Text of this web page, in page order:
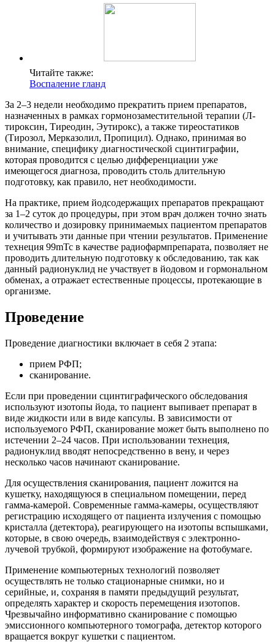
Читайте также:
Воспаление гланд
За 2–3 недели необходимо прекратить прием препаратов,
назначенных в рамках гормонозаместительной терапии (Л-
тироксин, Тиреодин, Эутирокс), а также тиреостатиков
(Тирозол, Мерказолил, Пропицил). Однако, принимая во
внимание, специфику диагностической сцинтиграфии,
которая проводится с целью дифференциации уже
имеющегося диагноза, проводить столь длительную
подготовку, как правило, нет необходимости.
На практике, прием йодсодержащих препаратов прекращают
за 1–2 суток до процедуры, при этом врач должен точно знать
количество и дозировку принимаемых пациентом препаратов
и учитывать эти данные при чтении результатов. Применение
технеция 99mТс в качестве радиофармпрепарата, позволяет не
проводить длительную подготовку к обследованию, так как
данный радионуклид не участвует в йодовом и гормональном
обменах, а отражает естественные процессы, протекающие в
организме.
Проведение
Проведение диагностики включает в себя 2 этапа:
прием РФП;
сканирование.
Если при проведении сцинтиграфического обследования
используют изотопы йода, то пациент выпивает препарат в
виде жидкости или в виде капсулы. В зависимости от
используемого РФП, сканирование может быть выполнено по
истечении 2–24 часов. При использовании технеция,
радионуклид вводят непосредственно в вену, и через
несколько часов начинают сканирование.
Для осуществления сканирования, пациент ложится на
кушетку, находящуюся в специальном помещении, перед
гамма-камерой. Современные гамма-камеры, осуществляют
регистрацию исходящего от пациента излучения с помощью
кристалла (детектора), реагирующего на изотопы вспышками,
которые, в свою очередь, взаимодействуя с электронно-
лучевой трубкой, формируют изображение на фотобумаге.
Применение компьютерных технологий позволяет
осуществлять не только стационарные снимки, но и
серийные, и, сохраняя в памяти предыдущий результат,
определять характер и скорость перемещения изотопов.
Чрезвычайно информативно сканирование с помощью
эмиссионного компьютерного томографа, детектор которого
вращается вокруг кушетки с пациентом.